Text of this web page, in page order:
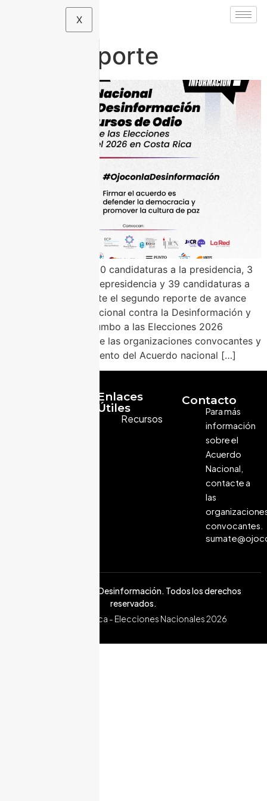
X
Reporte
Con la adhesión de 10 candidaturas a la presidencia, 3
candidaturas a la vicepresidencia y 39 candidaturas a
diputaciones, se emite el segundo reporte de avance
sobre el Acuerdo Nacional contra la Desinformación y
Discursos de Odio rumbo a las Elecciones 2026
COMUNICADO Desde las organizaciones convocantes y
el equipo de seguimiento del Acuerdo nacional […]
Enlaces
Útiles
Recursos
Contacto
Para más
información
sobre el
Acuerdo
Nacional,
contacte a
las
convocantes.
© 2026 Ojo con la Desinformación. Todos los derechos
reservados.
Costa Rica - Elecciones Nacionales 2026